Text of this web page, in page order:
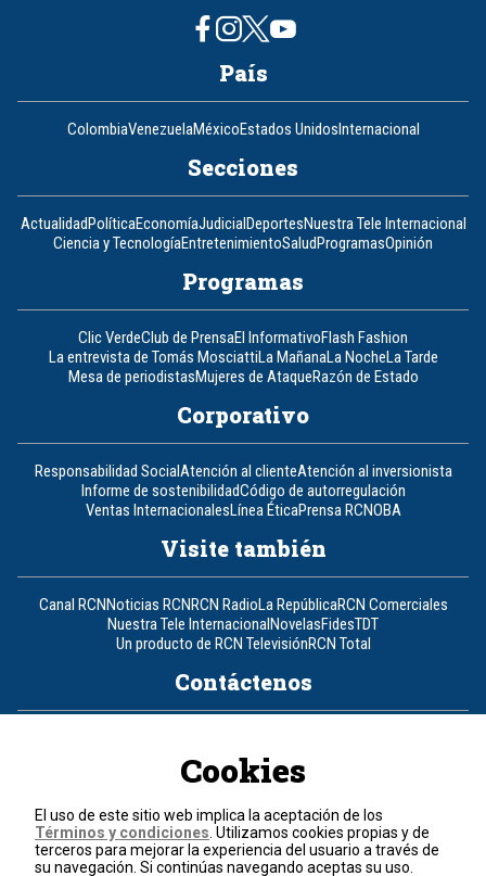
País
ColombiaVenezuelaMéxicoEstados UnidosInternacional
Secciones
ActualidadPolíticaEconomíaJudicialDeportesNuestra Tele Internacional
Ciencia y TecnologíaEntretenimientoSaludProgramasOpinión
Programas
Clic VerdeClub de PrensaEl InformativoFlash Fashion
La entrevista de Tomás MosciattiLa MañanaLa NocheLa Tarde
Mesa de periodistasMujeres de AtaqueRazón de Estado
Corporativo
Responsabilidad SocialAtención al clienteAtención al inversionista
Informe de sostenibilidadCódigo de autorregulación
Ventas InternacionalesLínea ÉticaPrensa RCNOBA
Visite también
Canal RCNNoticias RCNRCN RadioLa RepúblicaRCN Comerciales
Nuestra Tele InternacionalNovelasFidesTDT
Un producto de RCN TelevisiónRCN Total
Contáctenos
Política de cookies
Términos y condiciones
© 2026, RCN Medios.
Cookies
El uso de este sitio web implica la aceptación de los
Términos y condiciones . Utilizamos cookies propias y de
terceros para mejorar la experiencia del usuario a través de
su navegación. Si continúas navegando aceptas su uso.